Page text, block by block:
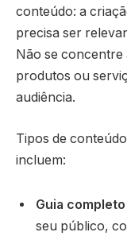
conteúdo: a
precisa ser
Não se
produtos ou
audiência.
Tipos de
incluem:
Guia
seu público,